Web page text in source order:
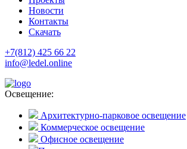
Новости
Контакты
Скачать
+7(812) 425 66 22
info@ledel.online
Освещение:
Архитектурно-парковое освещение
Коммерческое освещение
Офисное освещение